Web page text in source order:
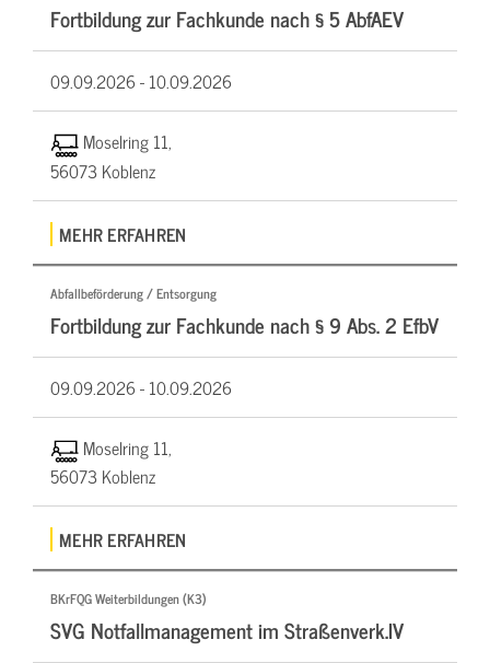
Fortbildung zur Fachkunde nach § 5 AbfAEV
09.09.2026 -10.09.2026
Moselring 11,
56073 Koblenz
MEHR ERFAHREN
Abfallbeförderung / Entsorgung
Fortbildung zur Fachkunde nach § 9 Abs. 2 EfbV
09.09.2026 -10.09.2026
Moselring 11,
56073 Koblenz
MEHR ERFAHREN
BKrFQG Weiterbildungen (K3)
SVG Notfallmanagement im Straßenverk.IV